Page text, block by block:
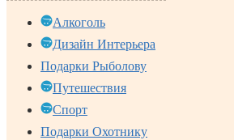
Алкоголь
Дизайн Интерьера
Подарки Рыболову
Путешествия
Спорт
Подарки Охотнику